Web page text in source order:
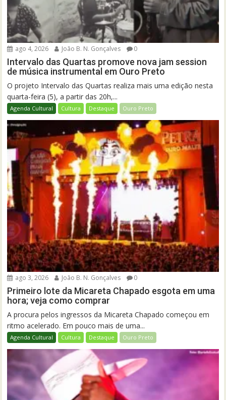
ago 4, 2026 João B. N. Gonçalves 0
Intervalo das Quartas promove nova jam session
de música instrumental em Ouro Preto
O projeto Intervalo das Quartas realiza mais uma edição nesta
quarta-feira (5), a partir das 20h,...
Agenda Cultural Cultura Destaque Ouro Preto
ago 3, 2026 João B. N. Gonçalves 0
Primeiro lote da Micareta Chapado esgota em uma
hora; veja como comprar
A procura pelos ingressos da Micareta Chapado começou em
ritmo acelerado. Em pouco mais de uma...
Agenda Cultural Cultura Destaque Ouro Preto